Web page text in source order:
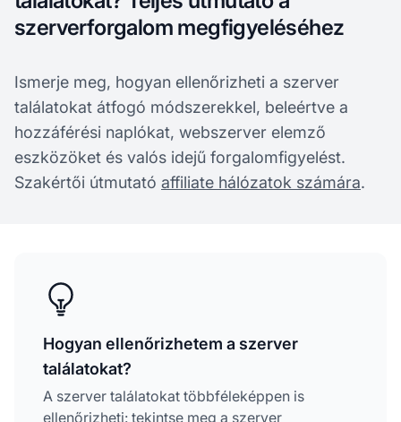
szerverforgalom megfigyeléséhez
Ismerje meg, hogyan ellenőrizheti a szerver
találatokat átfogó módszerekkel, beleértve a
hozzáférési naplókat, webszerver elemző
eszközöket és valós idejű forgalomfigyelést.
Szakértői útmutató affiliate hálózatok számára.
Hogyan ellenőrizhetem a szerver
találatokat?
A szerver találatokat többféleképpen is
ellenőrizheti: tekintse meg a szerver